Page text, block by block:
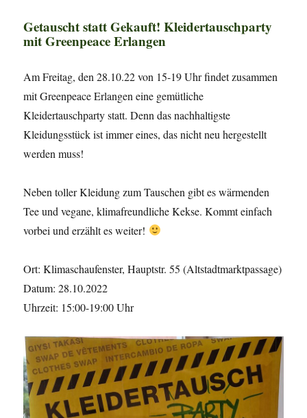
Getauscht statt Gekauft! Kleidertauschparty
mit Greenpeace Erlangen
Am Freitag, den 28.10.22 von 15-19 Uhr findet zusammen
mit Greenpeace Erlangen eine gemütliche
Kleidertauschparty statt. Denn das nachhaltigste
Kleidungsstück ist immer eines, das nicht neu hergestellt
werden muss!
Neben toller Kleidung zum Tauschen gibt es wärmenden
Tee und vegane, klimafreundliche Kekse. Kommt einfach
vorbei und erzählt es weiter!
Ort: Klimaschaufenster, Hauptstr. 55 (Altstadtmarktpassage)
Datum: 28.10.2022
Uhrzeit: 15:00-19:00 Uhr